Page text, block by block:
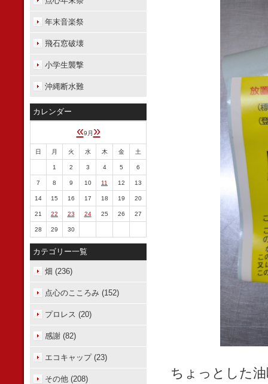
ちょっとした
年末音楽祭
飛石窓破壊
小学生襲撃
沖縄断水難
カレンダー
«9月 »
日 月 火 水 木 金 土
1 2 3 4 5 6
7 8 9 10 11 12 13
14 15 16 17 18 19 20
21 22 23 24 25 26 27
28 29 30
カテゴリー一覧
畑 (236)
点心のこころみ (152)
プロレス (20)
感謝 (82)
エコキャップ (23)
その他 (208)